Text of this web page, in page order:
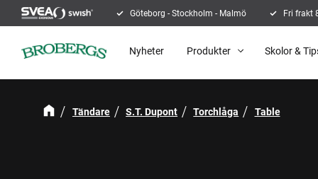
Göteborg - Stockholm - Malmö Fri frakt
Nyheter Produkter Skolor &
Tändare S.T. Dupont Torchlåga Table